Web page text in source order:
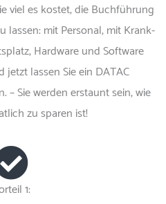
viel es kostet, die Buchführung
lassen: mit Personal, mit Krank-
Hardware und Software
lassen Sie ein DATAC
Sie werden erstaunt sein, wie
zu sparen ist!
1: